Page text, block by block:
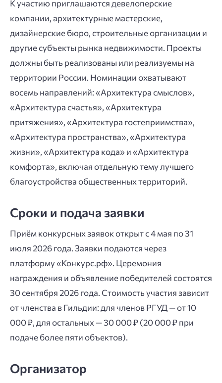
К участию приглашаются девелоперские
компании, архитектурные мастерские,
дизайнерские бюро, строительные организации и
другие субъекты рынка недвижимости. Проекты
должны быть реализованы или реализуемы на
территории России. Номинации охватывают
восемь направлений: «Архитектура смыслов»,
«Архитектура счастья», «Архитектура
притяжения», «Архитектура гостеприимства»,
«Архитектура пространства», «Архитектура
жизни», «Архитектура кода» и «Архитектура
комфорта», включая отдельную тему лучшего
благоустройства общественных территорий.
Сроки и подача заявки
Приём конкурсных заявок открыт с 4 мая по 31
июля 2026 года. Заявки подаются через
платформу «Конкурс.рф». Церемония
награждения и объявление победителей состоятся
30 сентября 2026 года. Стоимость участия зависит
от членства в Гильдии: для членов РГУД — от 10
000 ₽, для остальных — 30 000 ₽ (20 000 ₽ при
подаче более пяти объектов).
Организатор